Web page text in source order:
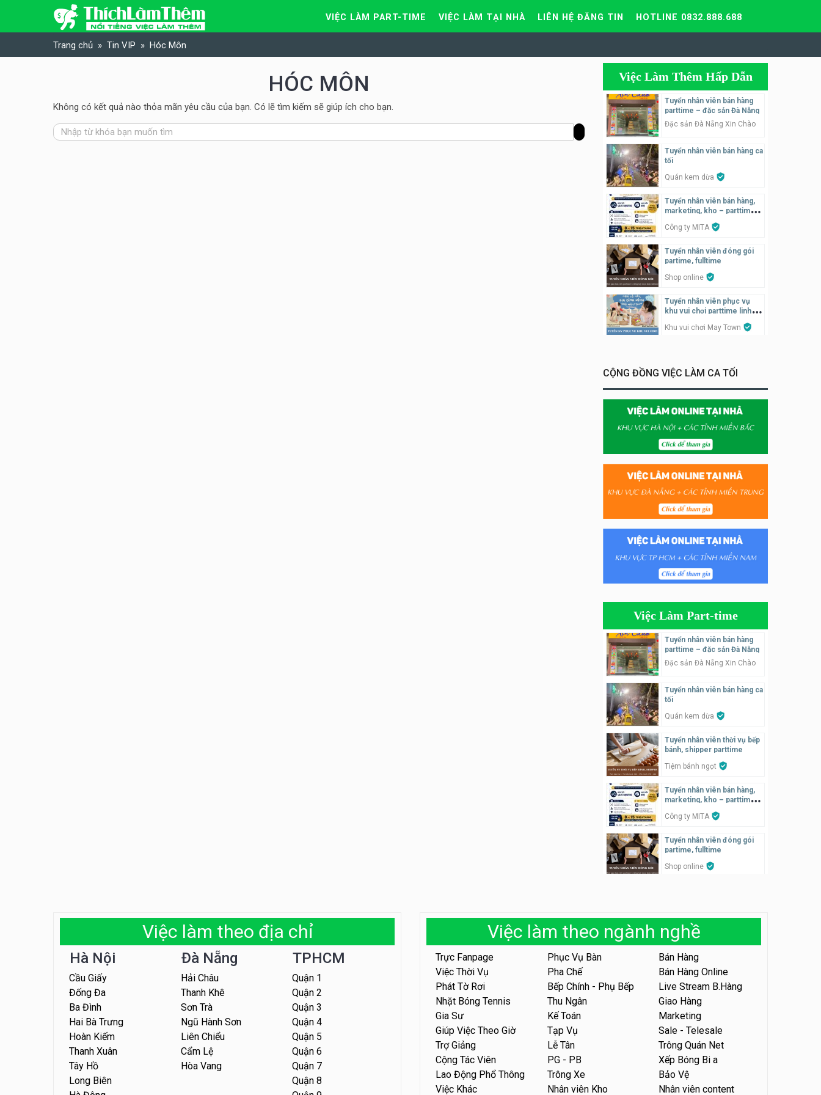
Skip to content
VIỆC LÀM PART-TIME VIỆC LÀM TẠI NHÀ LIÊN HỆ ĐĂNG TIN HOTLINE 0832.888.688
Trang chủ Tin VIP Hóc Môn
HÓC MÔN
Không có kết quả nào thỏa mãn yêu cầu của bạn. Có lẽ tìm kiếm sẽ giúp ích cho bạn.
Việc Làm Thêm Hấp Dẫn
Tuyển nhân viên bán hàng
parttime – đặc sản Đà Nẵng
Đặc sản Đà Nẵng Xin Chào
Tuyển nhân viên bán hàng ca
tối
Quán kem dừa
Tuyển nhân viên bán hàng,
marketing, kho – parttime,
Công ty MITA
Tuyển nhân viên đóng gói
partime, fulltime
Shop online
Tuyển nhân viên phục vụ
khu vui chơi parttime linh
Khu vui chơi May Town
KIBO KIDS
Tuyển nhân viên edit ảnh,
video parttime
Công ty
phục vụ bàn
Nhà hàng Phủi Quán
Tuyển nhân viên phụ quán ăn
Quán bánh đa cua
Tuyển nhân viên bán hàng
parttime
parttime
Húp Tea
tiệm trà sữa
TRÀ SỮA THÁI LAN
SONGKRAN
Tuyển nhân viên tư vấn bán
hàng tiệm bánh ngọt
Tiệm bánh ngọt
Tuyển nhân viên pha chế,
phục vụ bàn
SNACK BAR NHẬT
Tuyển quản lý, kế toán ca,
Nhà hàng Phố Men Chill
Shop online
Tuyển nhân viên phục vụ
bàn, phụ bếp
MEEAWN TOWN x Chim quay
Tuyển nhân viên phục vụ
bàn parttime
Tuyển nhân viên content,
trực page, thu ngân parttime
lương cao
GRAVI ESCAPE ROOM
CỘNG ĐỒNG VIỆC LÀM CA TỐI
Việc Làm Part-time
Tuyển nhân viên bán hàng
parttime – đặc sản Đà Nẵng
Đặc sản Đà Nẵng Xin Chào
Tuyển nhân viên bán hàng ca
tối
Quán kem dừa
Tuyển nhân viên thời vụ bếp
bánh, shipper parttime
Tiệm bánh ngọt
Tuyển nhân viên bán hàng,
marketing, kho – parttime,
Công ty MITA
Tuyển nhân viên đóng gói
partime, fulltime
Shop online
Khu vui chơi May Town
Tuyển nhân viên tư vấn bán
hàng shop mỹ phẩm
Shop mỹ phẩm
Tuyển nhân viên bán hàng,
giữ xe parttime – Kibo Kid
KIBO KIDS
Tuyển nhân viên edit ảnh,
video parttime
Công ty
Việc làm theo địa chỉ
Hà Nội
Cầu Giấy
Đống Đa
Ba Đình
Hai Bà Trưng
Hoàn Kiếm
Thanh Xuân
Tây Hồ
Long Biên
Đà Nẵng
Hải Châu
Thanh Khê
Sơn Trà
Ngũ Hành Sơn
Liên Chiểu
Cẩm Lệ
Hòa Vang
TPHCM
Quận 1
Quận 2
Quận 3
Quận 4
Quận 5
Quận 6
Quận 7
Quận 8
Việc làm theo ngành nghề
Trực Fanpage Phục Vụ Bàn
Bán Hàng
Việc Thời Vụ
Pha Chế
Bán Hàng Online
Phát Tờ Rơi
Bếp Chính - Phụ Bếp
Live Stream B.Hàng
Nhặt Bóng Tennis
Thu Ngân
Giao Hàng
Gia Sư
Kế Toán
Marketing
Giúp Việc Theo Giờ
Tạp Vụ
Sale - Telesale
Trợ Giảng
Lễ Tân
Trông Quán Net
Cộng Tác Viên
PG - PB
Xếp Bóng Bi a
Lao Động Phổ Thông
Trông Xe
Bảo Vệ
Việc Khác
Nhân viên Kho Nhân viên content